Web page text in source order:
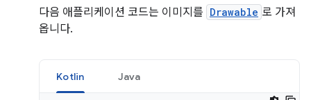
다음 애플리케이션 코드는 이미지를 Drawable 로 가져
옵니다.
Kotlin Java